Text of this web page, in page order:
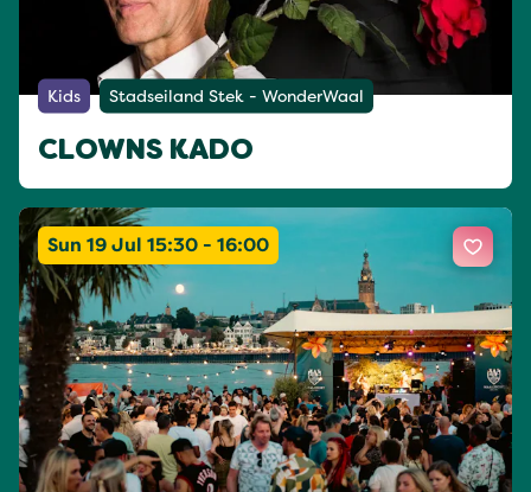
Kids Stadseiland Stek - WonderWaal
CLOWNS KADO
Sun 19 Jul 15:30 - 16:00